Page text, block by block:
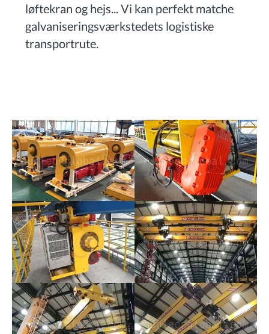
løftekran og hejs... Vi kan perfekt matche
galvaniseringsværkstedets logistiske
transportrute.